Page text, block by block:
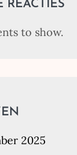
REACTIES
to show.
2025